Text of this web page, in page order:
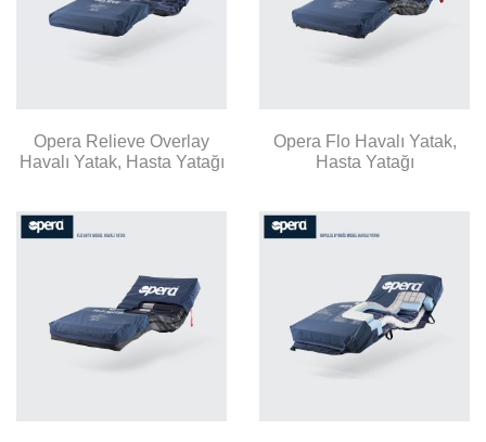
Opera Relieve Overlay
Havalı Yatak, Hasta Yatağı
Opera Flo Havalı Yatak,
Hasta Yatağı